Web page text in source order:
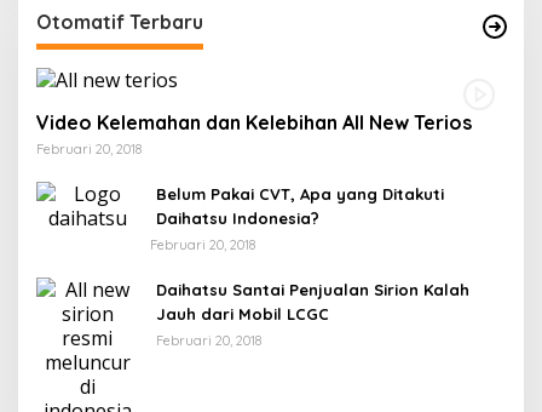
Otomatif Terbaru
Video Kelemahan dan Kelebihan All New Terios
Februari 20, 2018
Belum Pakai CVT, Apa yang Ditakuti
Daihatsu Indonesia?
Februari 20, 2018
Daihatsu Santai Penjualan Sirion Kalah
Jauh dari Mobil LCGC
Februari 20, 2018